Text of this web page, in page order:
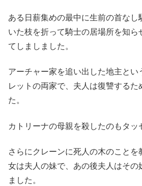
ある日薪集めの最中に生前の首なし
いた枝を折って騎士の居場所を知ら
てしましました。
アーチャー家を追い出した地主とい
レットの両家で、夫人は復讐するた
た。
カトリーナの母親を殺したのもタッ
さらにクレーンに死人の木のことを
女は夫人の妹で、あの後夫人はその
ました。